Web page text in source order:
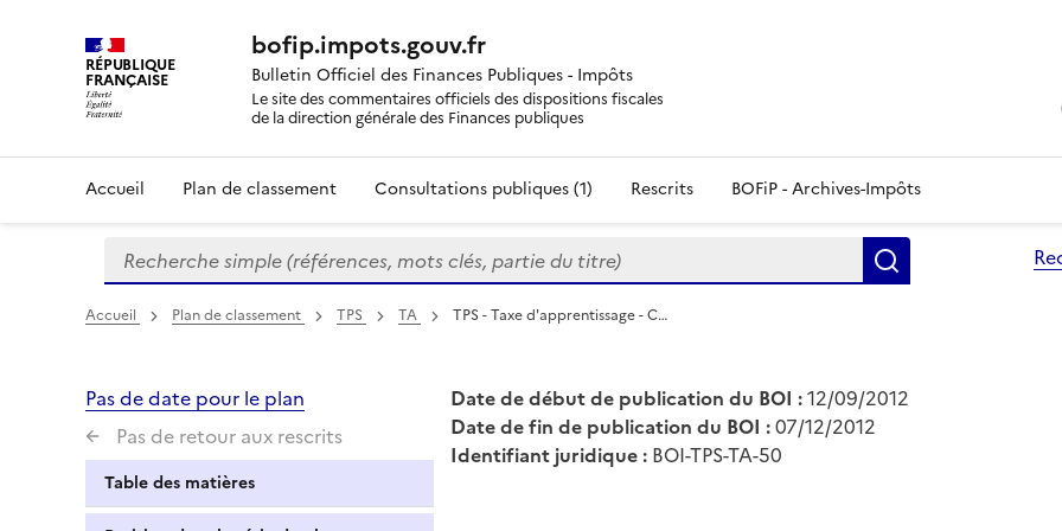
RÉPUBLIQUE
FRANÇAISE
bofip.impots.gouv.fr
Bulletin Officiel des Finances Publiques - Impôts
Le site des commentaires officiels des dispositions fiscales
de la direction générale des Finances publiques
Accueil Plan de classement Consultations publiques (1) Rescrits BOFiP - Archives-Impôts
Formulaire
de
recherche
Recherche simple (références, mots clés, partie du titre)
Accueil Plan de classement TPS TA TPS - Taxe d'apprentissage - C…
Pas de date pour le plan
Pas de retour aux rescrits
Table des matières
Date de début de publication du BOI :12/09/2012
Date de fin de publication du BOI :07/12/2012
Identifiant juridique : BOI-TPS-TA-50